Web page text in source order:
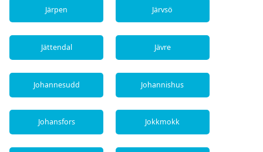
Järpen Järvsö
Jättendal Jävre
Johannesudd Johannishus
Johansfors Jokkmokk